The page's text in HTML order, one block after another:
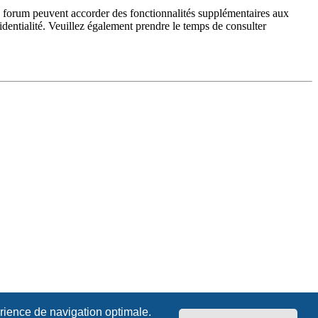
de navigation optimale.
peuvent accorder des fonctionnalités supplémentaires aux
Veuillez également prendre le temps de consulter